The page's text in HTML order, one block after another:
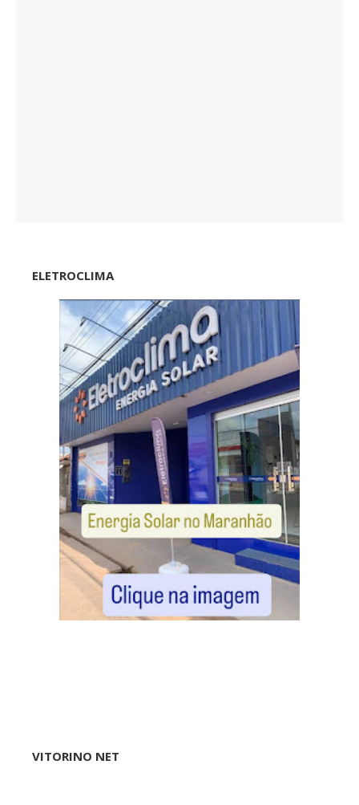
ELETROCLIMA
VITORINO NET